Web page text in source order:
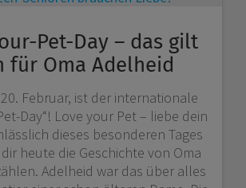
Pet-Day – das gilt
für Oma Adelheid
Februar, ist der internationale
Day“! Love your Pet – liebe dein
dieses besonderen Tages
heute die Geschichte von Oma
Adelheid war das über alles